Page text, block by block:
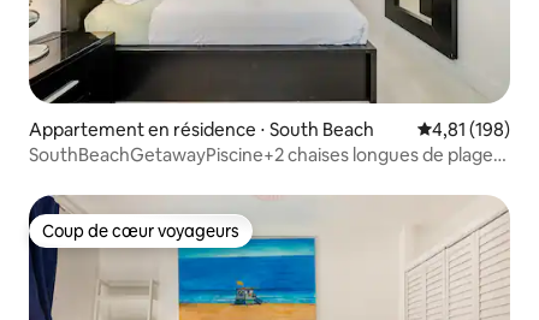
Appartement en résidence ⋅ South Beach Évaluation
4,81 (198)
SouthBeachGetawayPiscine+2 chaises longues de plage
Coup de cœur voyageurs
Coup de cœur voyageurs